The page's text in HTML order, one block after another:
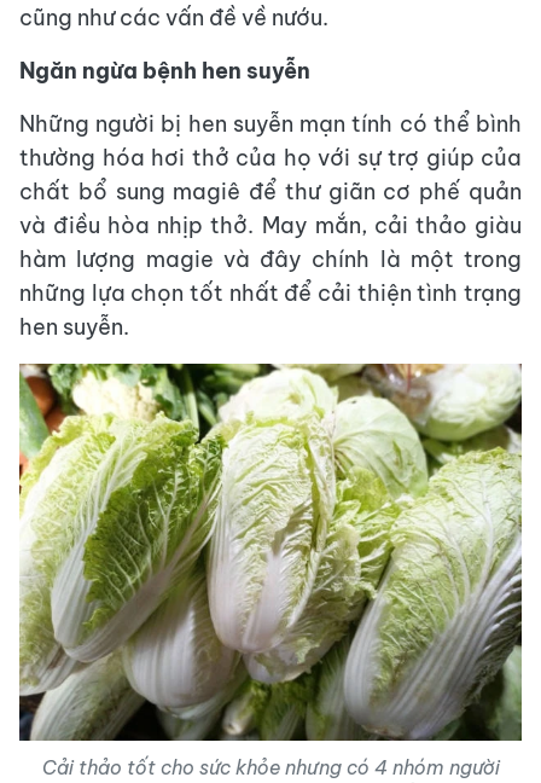
cũng như các vấn đề về nướu.
Ngăn ngừa bệnh hen suyễn
Những người bị hen suyễn mạn tính có thể bình
thường hóa hơi thở của họ với sự trợ giúp của
chất bổ sung magiê để thư giãn cơ phế quản
và điều hòa nhịp thở. May mắn, cải thảo giàu
hàm lượng magie và đây chính là một trong
những lựa chọn tốt nhất để cải thiện tình trạng
hen suyễn.
Cải thảo tốt cho sức khỏe nhưng có 4 nhóm người